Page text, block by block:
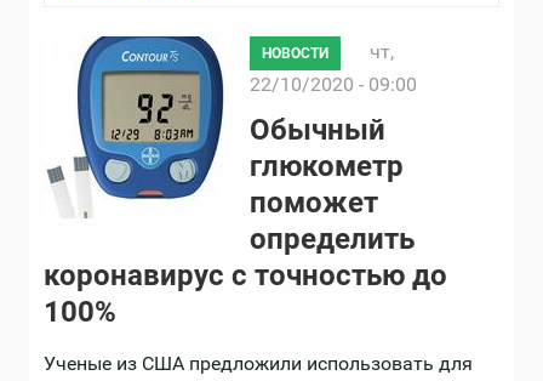
НОВОСТИ
чт,
22/10/2020 - 09:00
Обычный
глюкометр
поможет
определить
коронавирус с точностью до
100%
Ученые из США предложили использовать для